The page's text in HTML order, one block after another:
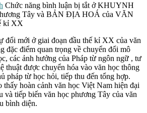
Chức năng bình luận bị tắt ở KHUYNH
Tây và BẢN ĐỊA HOÁ của VĂN
kỉ XX
đổi mới ở giai đoạn đầu thế kỉ XX của văn
đặc điểm quan trọng về chuyển đổi mô
các ảnh hưởng của Pháp từ ngôn ngữ , tư
thuật được chuyển hóa vào văn học thông
pháp từ học hỏi, tiếp thu đến tổng hợp.
thấy hoàn cảnh văn học Việt Nam hiện đại
và tiếp biến văn học phương Tây của văn
bình diện.